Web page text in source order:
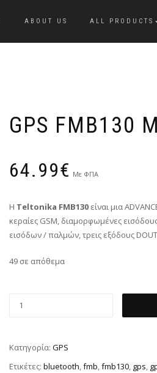
ABOUT US ALL PRODUCTS
GPS FMB130
64.99€ Με ΦΠΑ
Η Teltonika FMB130 είναι μια
κεραίες GSM, διαμορφωμένες
εισόδων / παλμών, τρεις εξόδους
49 σε απόθεμα
Κατηγορία: GPS
Ετικέτες: bluetooth,fmb,fmb130, gps,